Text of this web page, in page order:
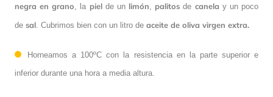
negra en grano , la pielde un limón palitos de canela y un poco
de sal . Cubrimos bien con un litro de aceite de oliva virgen extra.
Horneamos a 100ºC con la resistencia en la parte superior e
inferior durante una hora a media altura.